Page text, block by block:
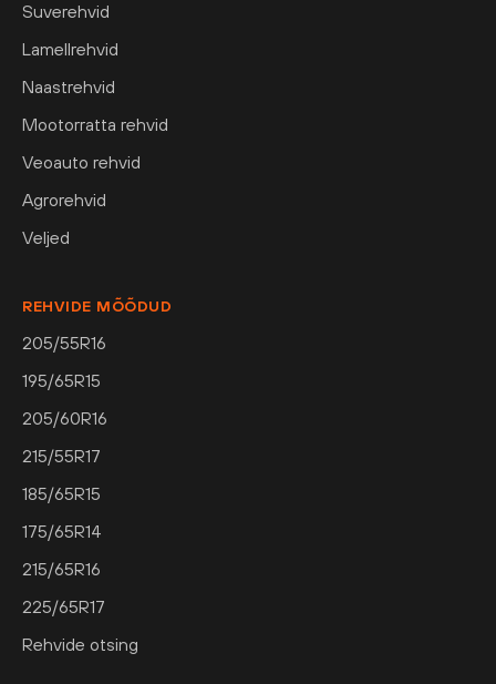
Suverehvid
Lamellrehvid
Naastrehvid
Mootorratta rehvid
Veoauto rehvid
Agrorehvid
Veljed
REHVIDE MÕÕDUD
205/55R16
195/65R15
205/60R16
215/55R17
185/65R15
175/65R14
215/65R16
225/65R17
Rehvide otsing